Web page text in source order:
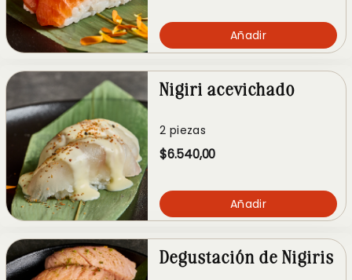
Añadir
Nigiri acevichado
2 piezas
$6.540,00
Añadir
Degustación de Nigiris